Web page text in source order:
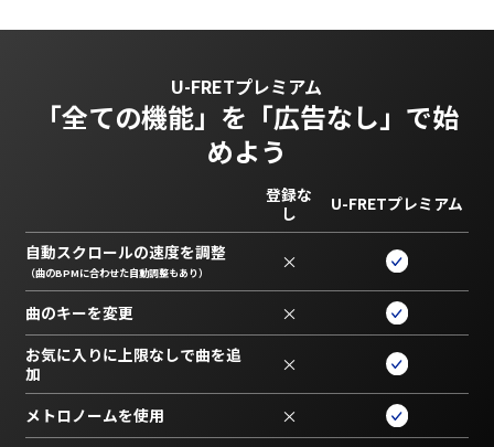
U-FRETプレミアム
「全ての機能」を 「広告なし」で始
めよう
登録な
し
U-FRETプレミアム
自動スクロールの速度を調整
（曲のBPMに合わせた自動調整もあり） ×
曲のキーを変更 ×
お気に入りに上限なしで曲を追
加
×
メトロノームを使用 ×